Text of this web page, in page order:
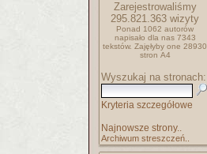
Zarejestrowaliśmy
295.821.363 wizyty
Ponad 1062 autorów
napisało dla nas 7343
tekstów. Zajęłyby one 28930
stron A4
Wyszukaj na stronach:
Kryteria szczegółowe
Najnowsze strony..
Archiwum streszczeń..